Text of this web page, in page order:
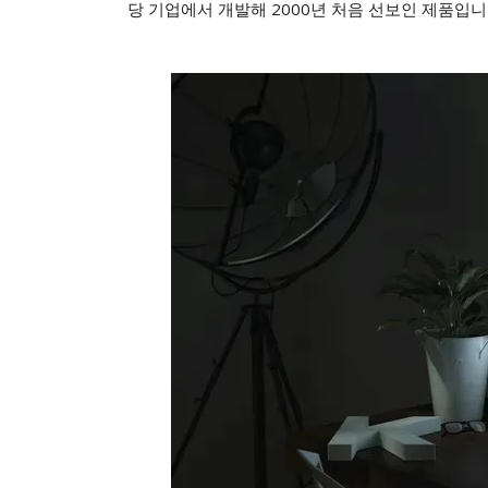
당 기업에서 개발해 2000년 처음 선보인 제품입